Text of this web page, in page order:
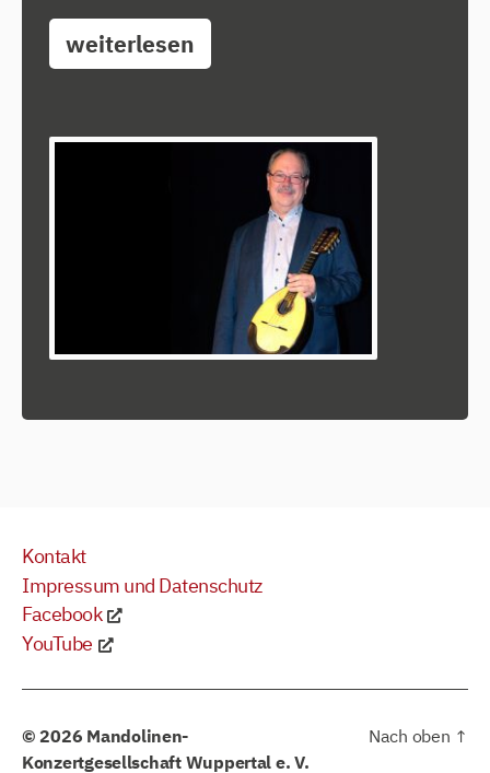
weiterlesen
Kontakt
Impressum und Datenschutz
Facebook
YouTube
© 2026 Mandolinen-
Konzertgesellschaft Wuppertal e. V.
Nach oben ↑